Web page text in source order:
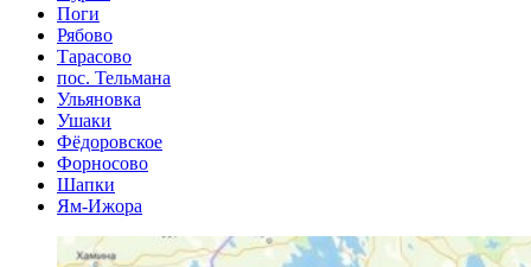
Поги
Рябово
Тарасово
пос. Тельмана
Ульяновка
Ушаки
Фёдоровское
Форносово
Шапки
Ям-Ижора